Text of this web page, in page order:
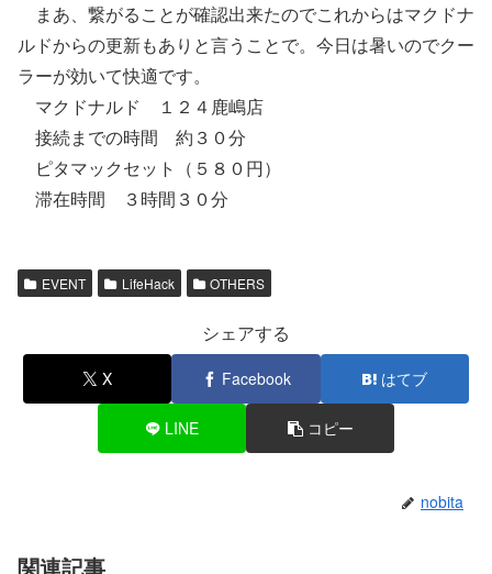
まあ、繋がることが確認出来たのでこれからはマクドナ
ルドからの更新もありと言うことで。今日は暑いのでクー
ラーが効いて快適です。
マクドナルド １２４鹿嶋店
接続までの時間 約３０分
ピタマックセット（５８０円）
滞在時間 ３時間３０分
EVENT LifeHack OTHERS
シェアする
X Facebook はてブ
LINE コピー
nobita
関連記事